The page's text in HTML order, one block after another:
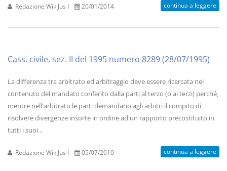
Redazione WikiJus I 20/01/2014 continua a leggere
Cass. civile, sez. II del 1995 numero 8289 (28/07/1995)
La differenza tra arbitrato ed arbitraggio deve essere ricercata nel
contenuto del mandato conferito dalla parti al terzo (o ai terzi) perché‚
mentre nell'arbitrato le parti demandano agli arbitri il compito di
risolvere divergenze insorte in ordine ad un rapporto precostituito in
tutti i suoi...
Redazione WikiJus I 05/07/2010 continua a leggere